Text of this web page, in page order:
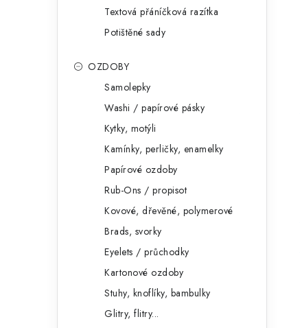
Textová přáníčková razítka
Potištěné sady
OZDOBY
Samolepky
Washi / papírové pásky
Kytky, motýli
Kamínky, perličky, enamelky
Papírové ozdoby
Rub-Ons / propisot
Kovové, dřevěné, polymerové
Brads, svorky
Eyelets / průchodky
Kartonové ozdoby
Stuhy, knoflíky, bambulky
Glitry, flitry...